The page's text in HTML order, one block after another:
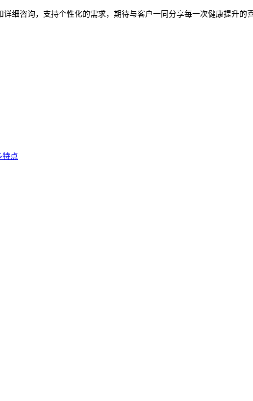
咨询，支持个性化的需求，期待与客户一同分享每一次健康提升的喜
特点